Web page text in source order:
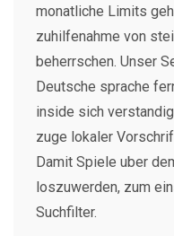
monatliche Limits
zuhilfenahme von
beherrschen. Unser
Deutsche sprache
inside sich
zuge lokaler
Damit Spiele uber
loszuwerden, zum
Suchfilter.